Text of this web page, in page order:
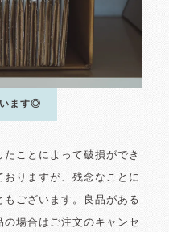
ます◎
ことによって破損ができ
りますが、残念なことに
ございます。良品がある
場合はご注文のキャンセ